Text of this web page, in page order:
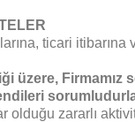
ticari
üzere,
olduğu zararlı